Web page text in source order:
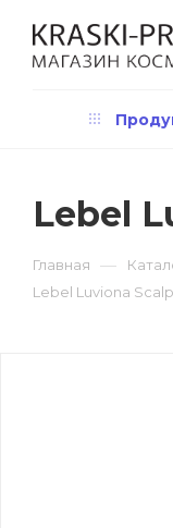
Lebel
Главная —
Lebel Luviona